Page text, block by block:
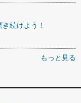
続けよう！
もっと見る